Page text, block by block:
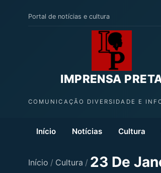
Portal de notícias e cultura
IMPRENSA
COMUNICAÇÃO DIVERSIDADE E
Início Notícias Cultura
Início / Cultura / 23 De